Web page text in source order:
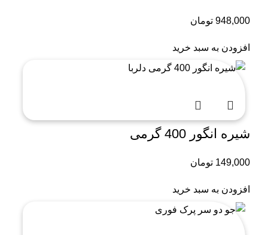
948,000 تومان
افزودن به سبد خرید
شیره انگور 400 گرمی
149,000 تومان
افزودن به سبد خرید